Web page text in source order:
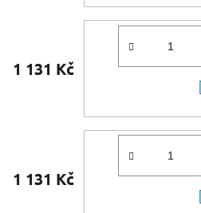
1 131 Kč
1 131 Kč